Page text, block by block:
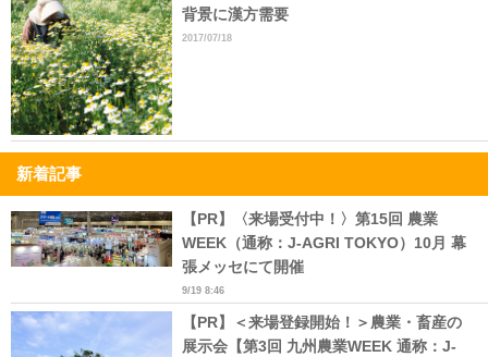
背景に漢方需要
2017/07/18
新着記事
【PR】〈来場受付中！〉第15回 農業
WEEK（通称：J-AGRI TOKYO）10月 幕
張メッセにて開催
9/19 8:46
【PR】＜来場登録開始！＞農業・畜産の
展示会【第3回 九州農業WEEK 通称：J-